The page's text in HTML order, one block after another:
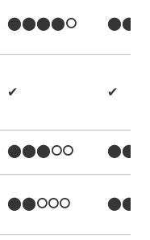
⬤⬤⬤⬤⭘
✔ ✔
⬤⬤⬤⭘⭘
⬤⬤⭘⭘⭘